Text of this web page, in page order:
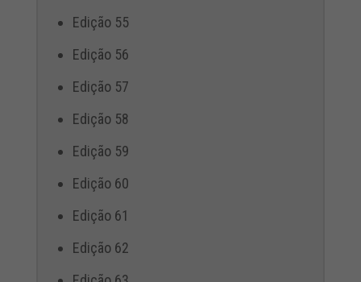
Edição 55
Edição 56
Edição 57
Edição 58
Edição 59
Edição 60
Edição 61
Edição 62